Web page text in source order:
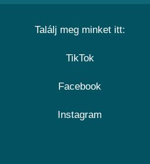
Találj meg minket itt:
TikTok
Facebook
Instagram